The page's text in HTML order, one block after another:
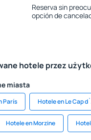
Reserva sin
opción de
hotele przez
miasta
París Hotele en Le Cap
Hotele en Morzine